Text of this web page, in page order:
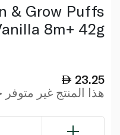
& Grow Puffs
8m+ 42g
23.25
هذا المنتج غير متوفر